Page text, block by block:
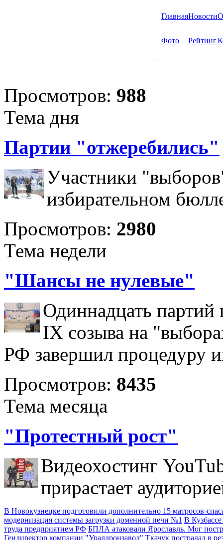
ГлавнаяНовости
Фото Рейтинг
Просмотров: 988
Тема дня
Партии "отжеребились"
Участники
избирательном
Просмотров: 2980
Тема недели
"Шансы не нулевые"
Одиннадцать партий
IX созыва на
РФ завершил процедуру
Просмотров: 8435
Тема месяца
"Протестный рост"
Видеохостинг
прирастает
В Новокузнецке подготовили дополнительно 15 матросов-
модернизация системы загрузки доменной печи №1 В
труда предприятием РФ БПЛА атаковали Ярославль. Мог
Гендиректор компании "Уралдронзавод" Ткачук пострадал в